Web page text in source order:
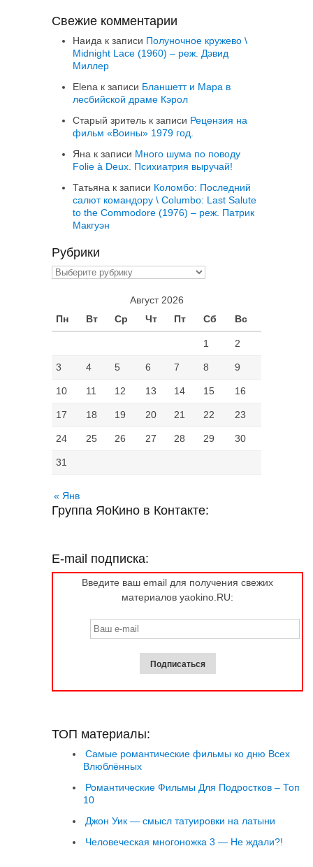
Свежие комментарии
Наида к записи Полуночное кружево \
Midnight Lace (1960) – реж. Дэвид
Миллер
Elena к записи Бланшетт и Мара в
лесбийской драме Кэрол
Старый зритель к записи Рецензия на
фильм «Воины» 1979 год.
Яна к записи Много шума по поводу
Folie à Deux. Психиатрия выручай!
Татьяна к записи Коломбо: Последний
салют командору \ Columbo: Last Salute
to the Commodore (1976) – реж. Патрик
Макгуэн
Рубрики
Рубрики
Август 2026
Пн
Вт Ср Чт Пт Сб Вс
1 2
3 4 5 6 7 8 9
10 11 12 13 14 15 16
17 18 19 20 21 22 23
24 25 26 27 28 29 30
31
« Янв
Группа ЯоКино в Контакте:
E-mail подписка:
Введите ваш email для получения свежих
материалов yaokino.RU:
ТОП материалы:
Самые романтические фильмы ко дню Всех
Влюблённых
Романтические Фильмы Для Подростков – Топ
10
Джон Уик — смысл татуировки на латыни
Человеческая многоножка 3 — Не ждали?!